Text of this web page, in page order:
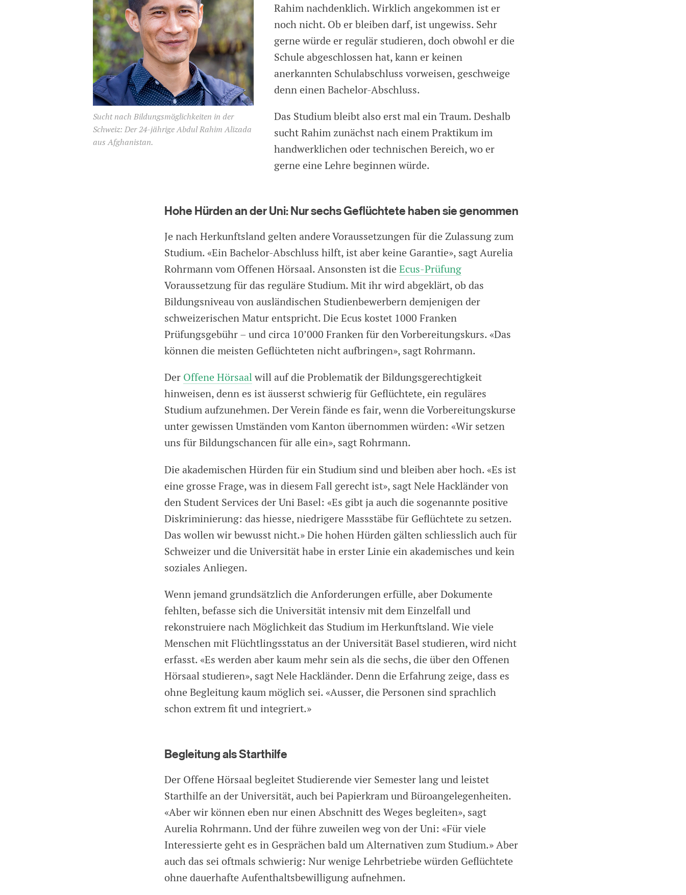
Sucht nach Bildungsmöglichkeiten in der
Schweiz: Der 24-jährige Abdul Rahim Alizada
aus Afghanistan.
Rahim nachdenklich. Wirklich angekommen ist er
noch nicht. Ob er bleiben darf, ist ungewiss. Sehr
gerne würde er regulär studieren, doch obwohl er die
Schule abgeschlossen hat, kann er keinen
anerkannten Schulabschluss vorweisen, geschweige
denn einen Bachelor-Abschluss.
Das Studium bleibt also erst mal ein Traum. Deshalb
sucht Rahim zunächst nach einem Praktikum im
handwerklichen oder technischen Bereich, wo er
gerne eine Lehre beginnen würde.
Hohe Hürden an der Uni: Nur sechs Geflüchtete haben sie genommen
Je nach Herkunftsland gelten andere Voraussetzungen für die Zulassung zum
Studium. «Ein Bachelor-Abschluss hilft, ist aber keine Garantie», sagt Aurelia
Rohrmann vom Offenen Hörsaal. Ansonsten ist die Ecus-Prüfung
Voraussetzung für das reguläre Studium. Mit ihr wird abgeklärt, ob das
Bildungsniveau von ausländischen Studienbewerbern demjenigen der
schweizerischen Matur entspricht. Die Ecus kostet 1000 Franken
Prüfungsgebühr – und circa 10’000 Franken für den Vorbereitungskurs. «Das
können die meisten Geflüchteten nicht aufbringen», sagt Rohrmann.
Der Offene Hörsaalwill auf die Problematik der Bildungsgerechtigkeit
hinweisen, denn es ist äusserst schwierig für Geflüchtete, ein reguläres
Studium aufzunehmen. Der Verein fände es fair, wenn die Vorbereitungskurse
unter gewissen Umständen vom Kanton übernommen würden: «Wir setzen
uns für Bildungschancen für alle ein», sagt Rohrmann.
Die akademischen Hürden für ein Studium sind und bleiben aber hoch. «Es ist
eine grosse Frage, was in diesem Fall gerecht ist», sagt Nele Hackländer von
den Student Services der Uni Basel: «Es gibt ja auch die sogenannte positive
Diskriminierung: das hiesse, niedrigere Massstäbe für Geflüchtete zu setzen.
Das wollen wir bewusst nicht.» Die hohen Hürden gälten schliesslich auch für
Schweizer und die Universität habe in erster Linie ein akademisches und kein
soziales Anliegen.
Wenn jemand grundsätzlich die Anforderungen erfülle, aber Dokumente
fehlten, befasse sich die Universität intensiv mit dem Einzelfall und
rekonstruiere nach Möglichkeit das Studium im Herkunftsland. Wie viele
Menschen mit Flüchtlingsstatus an der Universität Basel studieren, wird nicht
erfasst. «Es werden aber kaum mehr sein als die sechs, die über den Offenen
Hörsaal studieren», sagt Nele Hackländer. Denn die Erfahrung zeige, dass es
ohne Begleitung kaum möglich sei. «Ausser, die Personen sind sprachlich
schon extrem fit und integriert.»
Begleitung als Starthilfe
Der Offene Hörsaal begleitet Studierende vier Semester lang und leistet
Starthilfe an der Universität, auch bei Papierkram und Büroangelegenheiten.
«Aber wir können eben nur einen Abschnitt des Weges begleiten», sagt
Aurelia Rohrmann. Und der führe zuweilen weg von der Uni: «Für viele
Interessierte geht es in Gesprächen bald um Alternativen zum Studium.» Aber
auch das sei oftmals schwierig: Nur wenige Lehrbetriebe würden Geflüchtete
ohne dauerhafte Aufenthaltsbewilligung aufnehmen.